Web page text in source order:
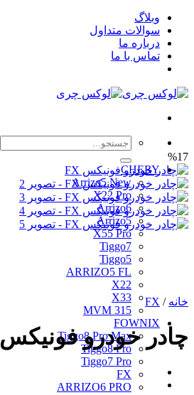
Skip
content
وبلاگ
سوالات متداول
درباره ما
تماس با ما
جستجو
CHERY
Arrizo5 New
X22 Pro
Arrizo6
Arrizo5
X55 Pro
Tiggo7
Tiggo5
ARRIZO5 FL
X22
X33
MVM 315
FOWNIX
Tiggo8 Pro Max
Tiggo8 Pro
Tiggo7 Pro
FX
ARRIZO6 PRO
%17
خانه /
FX
چادر خودرو فونیکس FX